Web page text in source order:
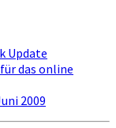
Update
das online
2009